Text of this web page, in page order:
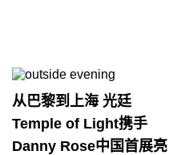
从巴黎到上海 光廷
Temple of Light携手
Danny Rose中国首展亮